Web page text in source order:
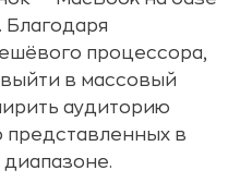
Благодаря
процессора,
в массовый
аудиторию
представленных в